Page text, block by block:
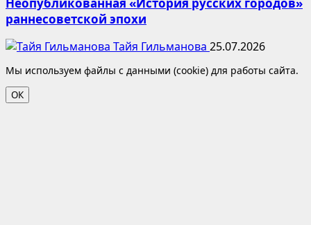
Неопубликованная «История русских городов»
раннесоветской эпохи
Тайя Гильманова 25.07.2026
Мы используем файлы с данными (cookie) для работы сайта.
ОК